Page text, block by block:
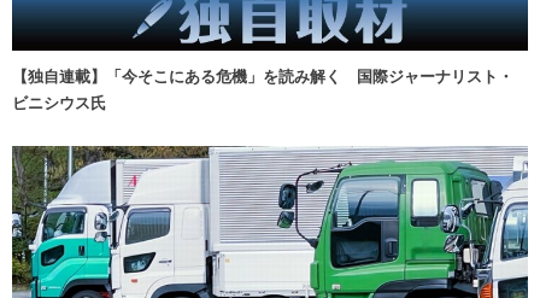
【独自連載】「今そこにある危機」を読み解く 国際ジャーナリスト・
ビニシウス氏